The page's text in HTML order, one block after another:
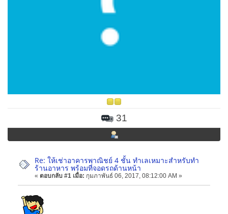
31
Re: ให้เช่าอาคารพาณิชย์ 4 ชั้น ทำเลเหมาะสำหรับทำ
ร้านอาหาร พร้อมที่จอดรถด้านหน้า
« ตอบกลับ #1 เมื่อ: กุมภาพันธ์ 06, 2017, 08:12:00 AM »